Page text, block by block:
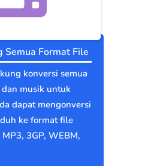
Semua Format File
konversi semua
musik untuk
dapat mengonversi
ke format file
3GP, WEBM,